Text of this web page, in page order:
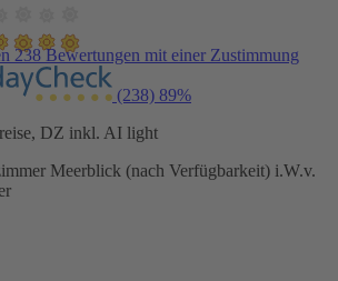
238 Bewertungen mit einer Zustimmung
(238) 89%
DZ inkl. AI light
Meerblick (nach Verfügbarkeit) i.W.v.